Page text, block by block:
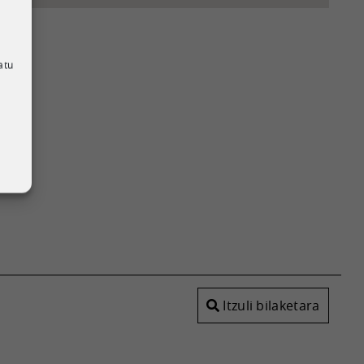
Itzuli bilaketara